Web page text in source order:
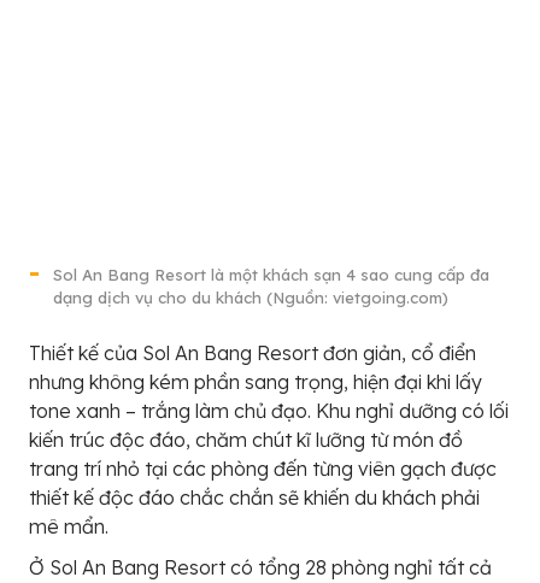
Sol An Bang Resort là một khách sạn 4 sao cung cấp đa
dạng dịch vụ cho du khách (Nguồn: vietgoing.com)
Thiết kế của Sol An Bang Resort đơn giản, cổ điển
nhưng không kém phần sang trọng, hiện đại khi lấy
tone xanh – trắng làm chủ đạo. Khu nghỉ dưỡng có lối
kiến trúc độc đáo, chăm chút kĩ lưỡng từ món đồ
trang trí nhỏ tại các phòng đến từng viên gạch được
thiết kế độc đáo chắc chắn sẽ khiến du khách phải
mê mẩn.
Ở Sol An Bang Resort có tổng 28 phòng nghỉ tất cả